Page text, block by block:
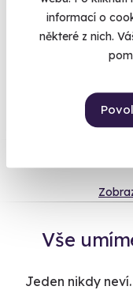
informací o
některé z nich.
96%
Vše
Jeden nikdy